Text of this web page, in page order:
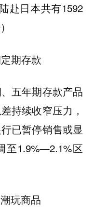
赴日本共有1592
期存款
五年期存款产品
持续收窄压力，
已暂停销售或显
至1.9%—2.1%区
玩商品